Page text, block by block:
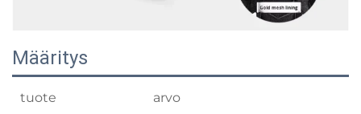
Määritys
tuote arvo